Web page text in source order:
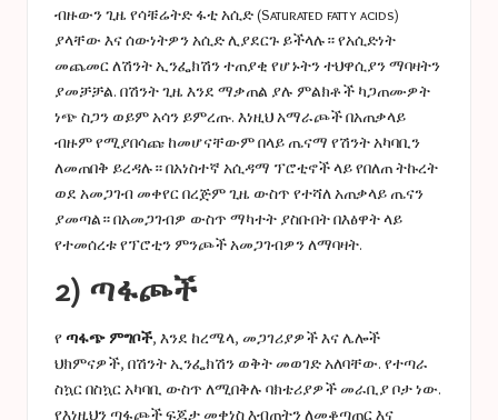
ብዙውን ጊዜ የሳቹሬትድ ፋቲ አሲድ (Saturated fatty acids)
ያላቸው እና ሰውነትዎን አሲድ ሊያደርጉ ይችላሉ። የአሲድነት
መጨመር ለሽንት ኢንፌክሽን ተጠያቂ የሆኑትን ተህዋሲያን ማባዛትን
ያመቻቻል. በሽንት ጊዜ እንደ ማቃጠል ያሉ ምልክቶች ካጋጠሙዎት
ነጭ ስጋን ወይም አሳን ይምረጡ. እነዚህ አማራጮች በአጠቃላይ
ብዙም የሚያበሳጩ ከመሆናቸውም በላይ ጤናማ የሽንት አካባቢን
ለመጠበቅ ይረዳሉ። በአነስተኛ አሲዳማ ፕሮቲኖች ላይ የበለጠ ትኩረት
ወደ አመጋገብ መቀየር በረጅም ጊዜ ውስጥ የተሻለ አጠቃላይ ጤናን
ያመጣል። በአመጋገብዎ ውስጥ ማካተት ያስቡበትበእፅዋት ላይ
የተመሰረቱ የፕሮቲን ምንጮችአመጋገብዎን ለማባዛት.
2) ጣፋጮች
የ ጣፋጭ ምግቦች, እንደ ከረሜላ, መጋገሪያዎች እና ሌሎች
ህክምናዎች, በሽንት ኢንፌክሽን ወቅት መወገድ አለባቸው. የተጣራ
ስኳር በስኳር አካባቢ ውስጥ ለሚበቅሉ ባክቴሪያዎች መራቢያ ቦታ ነው.
የእነዚህን ጣፋጮች ፍጆታ መቀነስ እብጠትን ለመቆጣጠር እና